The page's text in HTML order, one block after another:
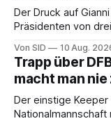
Der Druck auf
Präsidenten von
Von SID 10 Aug.
Trapp über
macht man nie
Der einstige Keeper